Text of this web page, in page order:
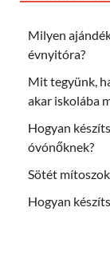
Milyen
évnyitóra?
Mit tegyünk,
akar iskolába
Hogyan
óvónőknek?
Sötét
Hogyan